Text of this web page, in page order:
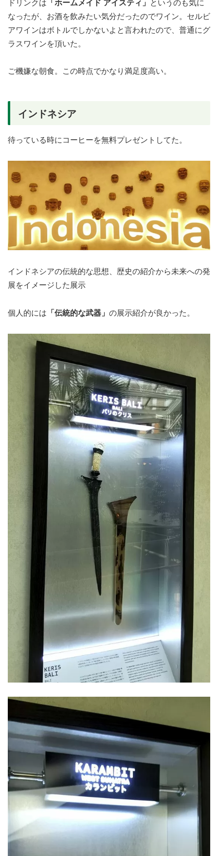
なったが、お酒を飲みたい気分だったのでワイン。セルビ
アワインはボトルでしかないよと言われたので、普通にグ
ラスワインを頂いた。
ご機嫌な朝食。この時点でかなり満足度高い。
インドネシア
待っている時にコーヒーを無料プレゼントしてた。
インドネシアの伝統的な思想、歴史の紹介から未来への発
展をイメージした展示
個人的には 「伝統的な武器」 の展示紹介が良かった。